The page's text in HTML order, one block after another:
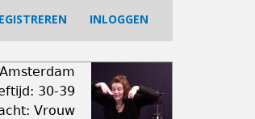
INLOGGEN
30-39
Vrouw